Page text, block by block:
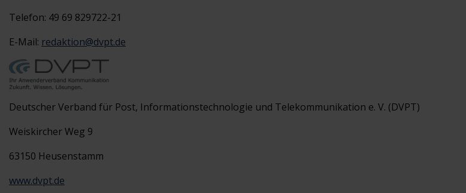
Telefon: 49 69 829722-21
E-Mail: redaktion@dvpt.de
Deutscher Verband für Post, Informationstechnologie und Telekommunikation e. V. (DVPT)
Weiskircher Weg 9
63150 Heusenstamm
www.dvpt.de